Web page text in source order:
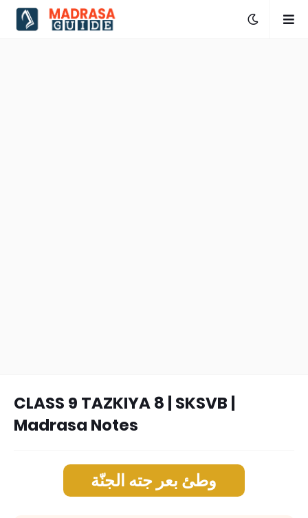
CLASS 9 TAZKIYA 8 | SKSVB |
Madrasa Notes
وطئ بعر جته الجنّة